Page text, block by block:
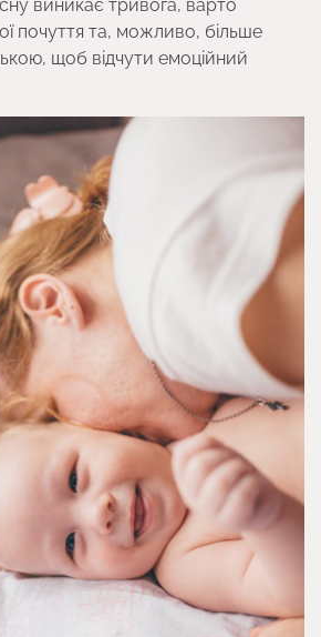
виникає тривога, варто
почуття та, можливо, більше
щоб відчути емоційний